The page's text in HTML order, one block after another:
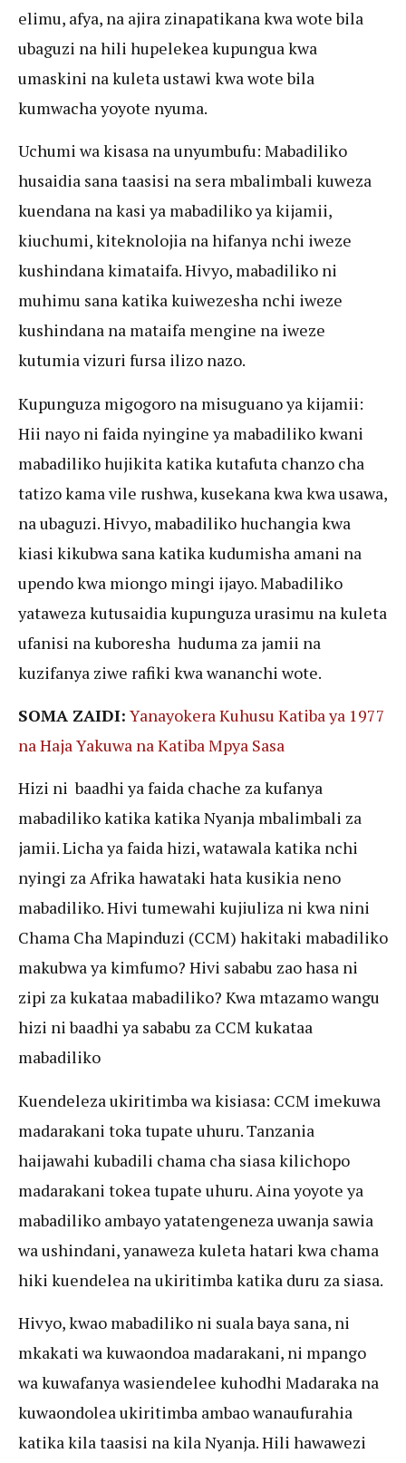
elimu, afya, na ajira zinapatikana kwa wote bila
ubaguzi na hili hupelekea kupungua kwa
umaskini na kuleta ustawi kwa wote bila
kumwacha yoyote nyuma.
Uchumi wa kisasa na unyumbufu: Mabadiliko
husaidia sana taasisi na sera mbalimbali kuweza
kuendana na kasi ya mabadiliko ya kijamii,
kiuchumi, kiteknolojia na hifanya nchi iweze
kushindana kimataifa. Hivyo, mabadiliko ni
muhimu sana katika kuiwezesha nchi iweze
kushindana na mataifa mengine na iweze
kutumia vizuri fursa ilizo nazo.
Kupunguza migogoro na misuguano ya kijamii:
Hii nayo ni faida nyingine ya mabadiliko kwani
mabadiliko hujikita katika kutafuta chanzo cha
tatizo kama vile rushwa, kusekana kwa kwa usawa,
na ubaguzi. Hivyo, mabadiliko huchangia kwa
kiasi kikubwa sana katika kudumisha amani na
upendo kwa miongo mingi ijayo. Mabadiliko
yataweza kutusaidia kupunguza urasimu na kuleta
ufanisi na kuboresha huduma za jamii na
kuzifanya ziwe rafiki kwa wananchi wote.
SOMA ZAIDI: Yanayokera Kuhusu Katiba ya 1977
na Haja Yakuwa na Katiba Mpya Sasa
Hizi ni baadhi ya faida chache za kufanya
mabadiliko katika katika Nyanja mbalimbali za
jamii. Licha ya faida hizi, watawala katika nchi
nyingi za Afrika hawataki hata kusikia neno
mabadiliko. Hivi tumewahi kujiuliza ni kwa nini
Chama Cha Mapinduzi (CCM) hakitaki mabadiliko
makubwa ya kimfumo? Hivi sababu zao hasa ni
zipi za kukataa mabadiliko? Kwa mtazamo wangu
hizi ni baadhi ya sababu za CCM kukataa
mabadiliko
Kuendeleza ukiritimba wa kisiasa: CCM imekuwa
madarakani toka tupate uhuru. Tanzania
haijawahi kubadili chama cha siasa kilichopo
madarakani tokea tupate uhuru. Aina yoyote ya
mabadiliko ambayo yatatengeneza uwanja sawia
wa ushindani, yanaweza kuleta hatari kwa chama
hiki kuendelea na ukiritimba katika duru za siasa.
Hivyo, kwao mabadiliko ni suala baya sana, ni
mkakati wa kuwaondoa madarakani, ni mpango
wa kuwafanya wasiendelee kuhodhi Madaraka na
kuwaondolea ukiritimba ambao wanaufurahia
katika kila taasisi na kila Nyanja. Hili hawawezi